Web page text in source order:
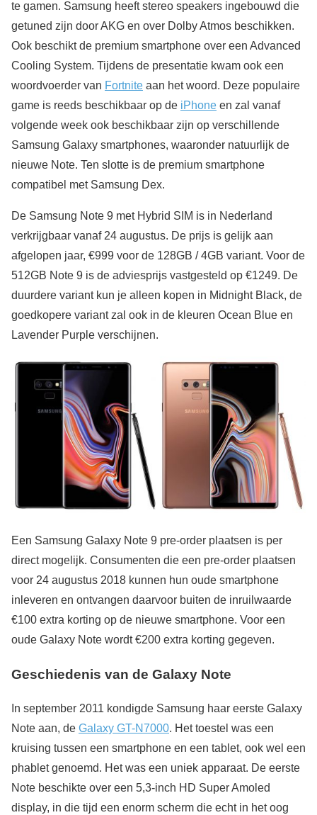
te gamen. Samsung heeft stereo speakers ingebouwd die
getuned zijn door AKG en over Dolby Atmos beschikken.
Ook beschikt de premium smartphone over een Advanced
Cooling System. Tijdens de presentatie kwam ook een
woordvoerder van Fortnite aan het woord. Deze populaire
game is reeds beschikbaar op de iPhone en zal vanaf
volgende week ook beschikbaar zijn op verschillende
Samsung Galaxy smartphones, waaronder natuurlijk de
nieuwe Note. Ten slotte is de premium smartphone
compatibel met Samsung Dex.
De Samsung Note 9 met Hybrid SIM is in Nederland
verkrijgbaar vanaf 24 augustus. De prijs is gelijk aan
afgelopen jaar, €999 voor de 128GB / 4GB variant. Voor de
512GB Note 9 is de adviesprijs vastgesteld op €1249. De
duurdere variant kun je alleen kopen in Midnight Black, de
goedkopere variant zal ook in de kleuren Ocean Blue en
Lavender Purple verschijnen.
Een Samsung Galaxy Note 9 pre-order plaatsen is per
direct mogelijk. Consumenten die een pre-order plaatsen
voor 24 augustus 2018 kunnen hun oude smartphone
inleveren en ontvangen daarvoor buiten de inruilwaarde
€100 extra korting op de nieuwe smartphone. Voor een
oude Galaxy Note wordt €200 extra korting gegeven.
Geschiedenis van de Galaxy Note
In september 2011 kondigde Samsung haar eerste Galaxy
Note aan, de Galaxy GT-N7000. Het toestel was een
kruising tussen een smartphone en een tablet, ook wel een
phablet genoemd. Het was een uniek apparaat. De eerste
Note beschikte over een 5,3-inch HD Super Amoled
display, in die tijd een enorm scherm die echt in het oog